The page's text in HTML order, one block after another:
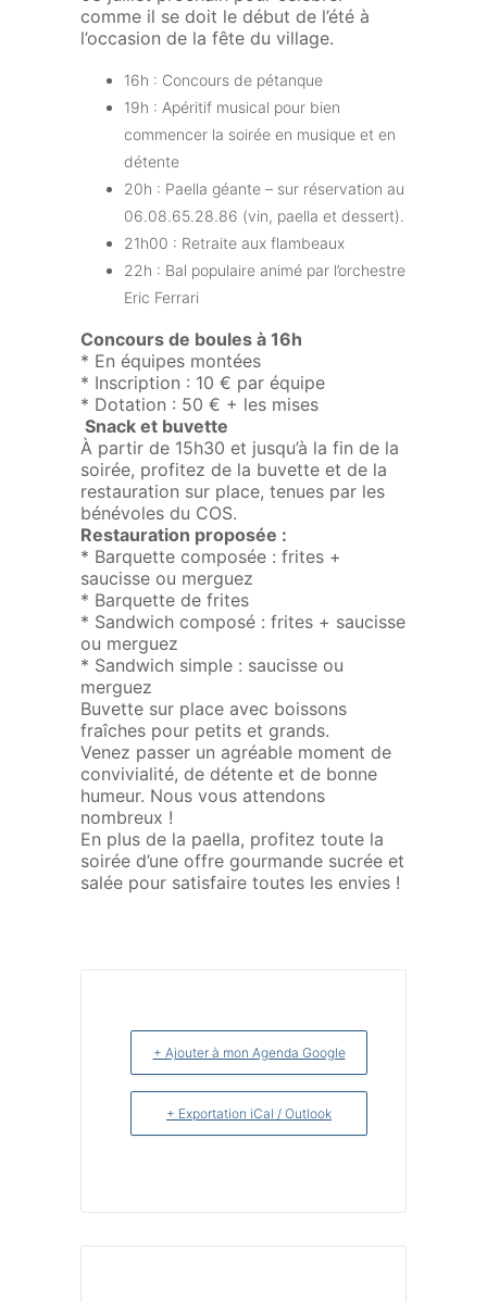
comme il se doit le début de l’été à
l’occasion de la fête du village.
16h : Concours de pétanque
19h : Apéritif musical pour bien
commencer la soirée en musique et en
détente
20h : Paella géante – sur réservation au
06.08.65.28.86 (vin, paella et dessert).
21h00 : Retraite aux flambeaux
22h : Bal populaire animé par l’orchestre
Eric Ferrari
Concours de boules à 16h
* En équipes montées
* Inscription : 10 € par équipe
* Dotation : 50 € + les mises
Snack et buvette
À partir de 15h30 et jusqu’à la fin de la
soirée, profitez de la buvette et de la
restauration sur place, tenues par les
bénévoles du COS.
Restauration proposée :
* Barquette composée : frites +
saucisse ou merguez
* Barquette de frites
* Sandwich composé : frites + saucisse
ou merguez
* Sandwich simple : saucisse ou
merguez
Buvette sur place avec boissons
fraîches pour petits et grands.
Venez passer un agréable moment de
convivialité, de détente et de bonne
humeur. Nous vous attendons
nombreux !
En plus de la paella, profitez toute la
soirée d’une offre gourmande sucrée et
salée pour satisfaire toutes les envies !
+ Ajouter à mon Agenda Google
+ Exportation iCal / Outlook